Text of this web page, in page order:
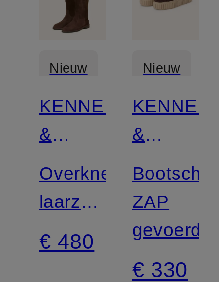
Nieuw
Gecertificeerd
KENNEL
&
SCHMENGER
Overknee
laarzen
LIARA
€ 480
Nieuw
KENNEL
&
ZAP
gevoerd
€ 330